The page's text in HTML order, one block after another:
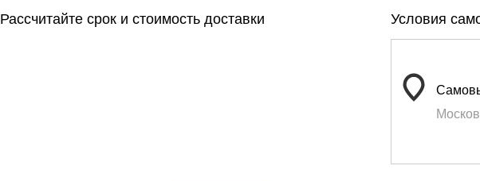
Рассчитайте срок и стоимость доставки Условия